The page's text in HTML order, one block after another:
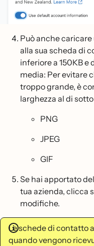
Può anche
alla sua scheda di
inferiore a 150KB e
media: Per evitare
troppo grande, è
larghezza al di
PNG
JPEG
GIF
Se hai apportato
tua azienda, clicca
modifiche.
Le schede di contatto
quando vengono